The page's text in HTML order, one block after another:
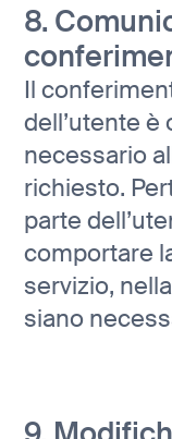
8.
Il
dell’utente
necessario
richiesto.
parte
comportare
servizio,
siano